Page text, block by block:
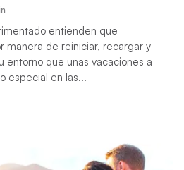
entienden que
manera de reiniciar, recargar y
entorno que unas vacaciones a
especial en las...